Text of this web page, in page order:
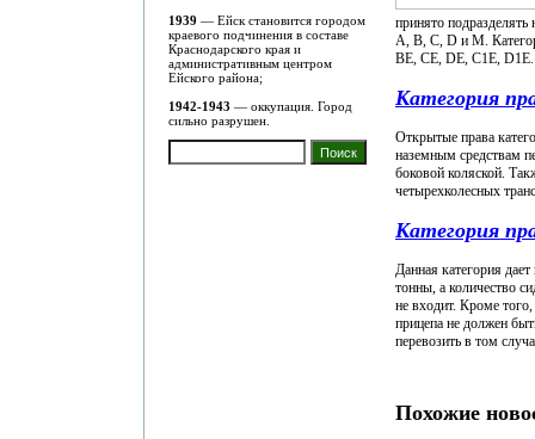
1939 — Ейск становится городом
краевого подчинения в составе
Краснодарского края и
административным центром
Ейского района;
1942-1943 — оккупация. Город
сильно разрушен.
принято
А, В, С, D и М.
ВЕ, СЕ, DЕ, С1Е, D1Е.
Категория
Открытые права
наземным средствам
боковой коляской.
четырехколесных
Категория
Данная категория
тонны, а количество
не входит. Кроме
прицепа не должен
перевозить в том
Похожие